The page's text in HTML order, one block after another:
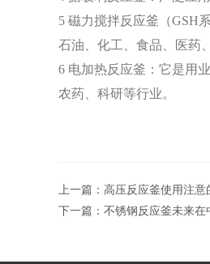
5 磁力搅拌反应釜（GSH
石油、化工、食品、医药
6 电加热反应釜：它是用
农药、科研等行业。
上一篇： 高压反应釜使用注意
下一篇： 不锈钢反应釜未来在